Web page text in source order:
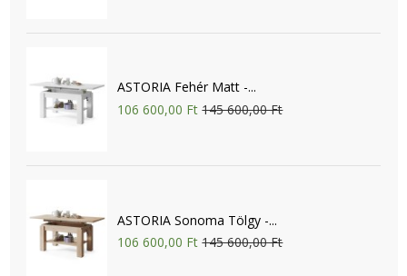
ASTORIA Fehér Matt -...
106 600,00 Ft 145 600,00 Ft
ASTORIA Sonoma Tölgy -...
106 600,00 Ft 145 600,00 Ft